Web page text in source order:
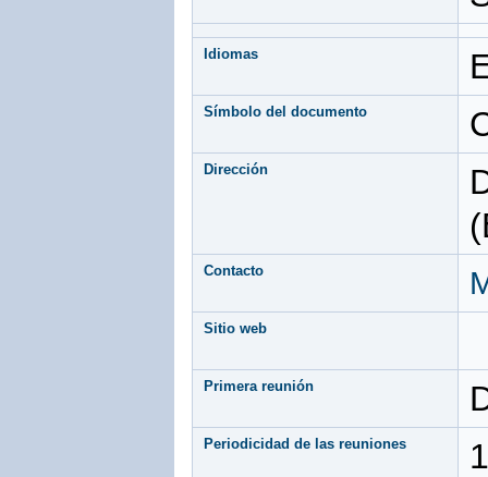
Idiomas
Símbolo del documento
Dirección
Contacto
Sitio web
Primera reunión
Periodicidad de las reuniones